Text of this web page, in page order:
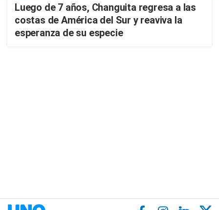
Luego de 7 años, Changuita regresa a las
costas de América del Sur y reaviva la
esperanza de su especie